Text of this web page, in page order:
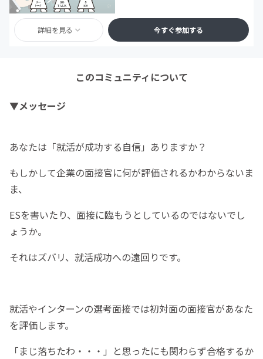
詳細を見る 今すぐ参加する
このコミュニティについて
▼メッセージ
あなたは「就活が成功する自信」ありますか？
もしかして企業の面接官に何が評価されるかわからないま
ま、
ESを書いたり、面接に臨もうとしているのではないでし
ょうか。
それはズバリ、就活成功への遠回りです。
就活やインターンの選考面接では初対面の面接官があなた
を評価します。
「まじ落ちたわ・・・」と思ったにも関わらず合格するか